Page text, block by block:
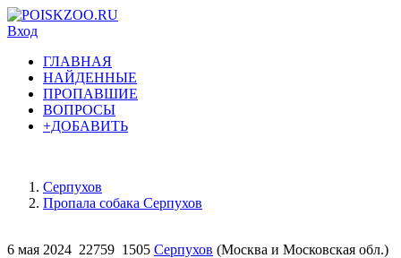
Вход
ГЛАВНАЯ
НАЙДЕННЫЕ
ПРОПАВШИЕ
ВОПРОСЫ
+ДОБАВИТЬ
Серпухов
Пропала собака Серпухов
6 мая 2024 22759 1505 Серпухов (Москва и Московская обл.)